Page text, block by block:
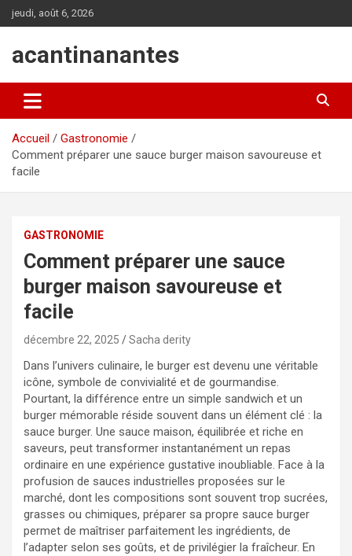
Aller
au
jeudi, août 6, 2026
acantinanantes
Accueil
Gastronomie
Comment préparer une sauce burger maison savoureuse et
facile
GASTRONOMIE
Comment préparer une sauce
burger maison savoureuse et
facile
décembre 22, 2025 Sacha derity
Dans l’univers culinaire, le burger est devenu une véritable
icône, symbole de convivialité et de gourmandise.
Pourtant, la différence entre un simple sandwich et un
burger mémorable réside souvent dans un élément clé : la
sauce burger. Une sauce maison, équilibrée et riche en
saveurs, peut transformer instantanément un repas
ordinaire en une expérience gustative inoubliable. Face à la
profusion de sauces industrielles proposées sur le
marché, dont les compositions sont souvent trop sucrées,
grasses ou chimiques, préparer sa propre sauce burger
permet de maîtriser parfaitement les ingrédients, de
l’adapter selon ses goûts, et de privilégier la fraîcheur. En